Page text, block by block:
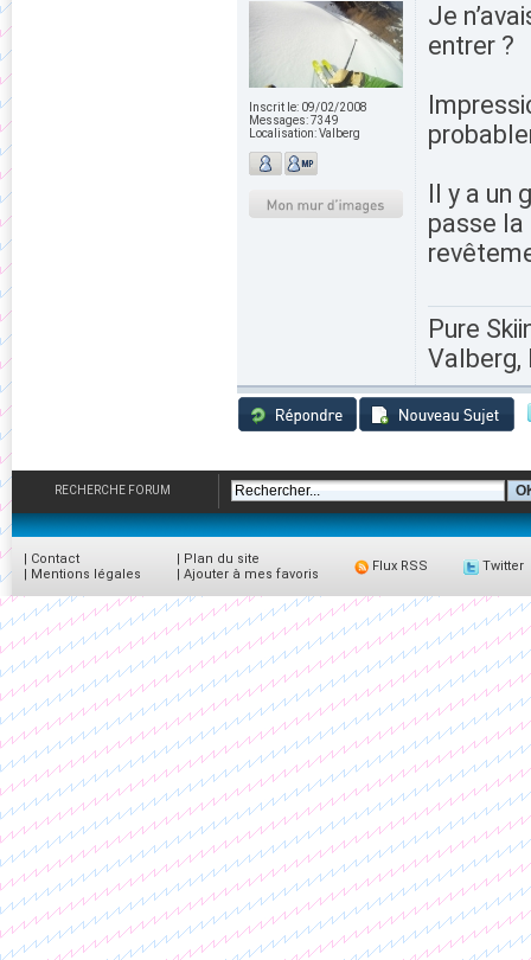
Inscrit le: 09/02/2008
Messages:7349
Localisation:Valberg
Je
entrer ?
Il y a un
passe
Pure
Valberg,
RECHERCHE FORUM
| Contact
| Mentions légales
| Plan du site
| Ajouter à mes favoris
Flux RSS Twitter